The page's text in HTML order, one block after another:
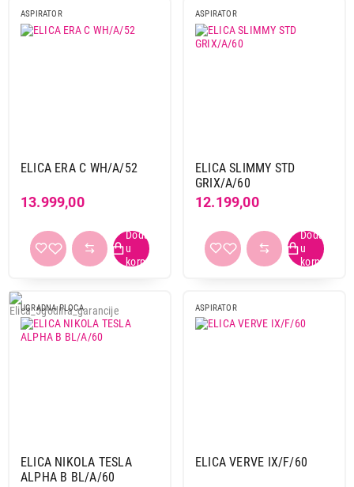
ASPIRATOR
ELICA ERA C WH/A/52
13.999,00
ASPIRATOR
ELICA SLIMMY STD
GRIX/A/60
12.199,00
UGRADNA PLOCA
ELICA NIKOLA TESLA
ALPHA B BL/A/60
ASPIRATOR
ELICA VERVE IX/F/60